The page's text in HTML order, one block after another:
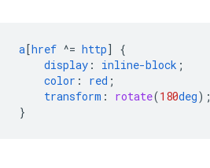
a[href ^= http]
{
display : inline-block ;
color : red ;
transform : rotate(180deg);
}